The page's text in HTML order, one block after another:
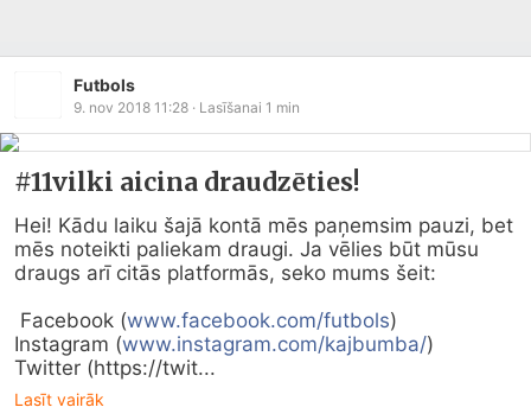
Futbols
9. nov 2018 11:28 · Lasīšanai 1 min
#11vilki aicina draudzēties!
Hei! Kādu laiku šajā kontā mēs paņemsim pauzi, bet
mēs noteikti paliekam draugi. Ja vēlies būt mūsu
draugs arī citās platformās, seko mums šeit:
Facebook (www.facebook.com/futbols)
Instagram (www.instagram.com/kajbumba/)
Twitter (https://twit...
Lasīt vairāk